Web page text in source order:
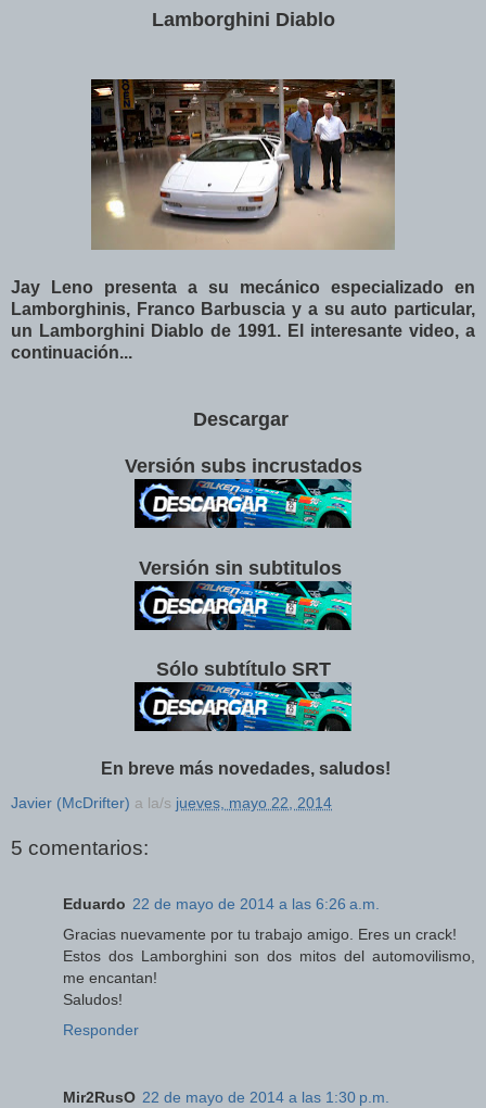
Lamborghini Diablo
Jay Leno presenta a su mecánico especializado en
Lamborghinis, Franco Barbuscia y a su auto particular,
un Lamborghini Diablo de 1991. El interesante video, a
continuación...
Descargar
Versión subs incrustados
Versión sin subtitulos
Sólo subtítulo SRT
En breve más novedades, saludos!
Javier (McDrifter) a la/s jueves, mayo 22, 2014
5 comentarios:
Eduardo 22 de mayo de 2014 a las 6:26 a.m.
Gracias nuevamente por tu trabajo amigo. Eres un crack!
Estos dos Lamborghini son dos mitos del automovilismo,
me encantan!
Saludos!
Responder
Mir2RusO 22 de mayo de 2014 a las 1:30 p.m.